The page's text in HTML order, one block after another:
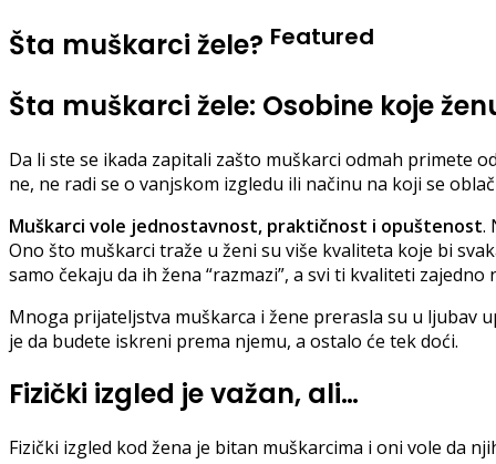
Šta muškarci žele? Featured
Šta muškarci žele: Osobine koje
Da li ste se ikada zapitali zašto muškarci odmah primete
ne, ne radi se o vanjskom izgledu ili načinu na koji se
Muškarci vole jednostavnost, praktičnost i opuštenost.
Ono što muškarci traže u ženi su više kvaliteta koje bi
samo čekaju da ih žena “razmazi”, a svi ti kvaliteti
Mnoga prijateljstva muškarca i žene prerasla su u ljubav
je da budete iskreni prema njemu, a ostalo će tek doći.
Fizički izgled je važan, ali…
Fizički izgled kod žena je bitan muškarcima i oni vole da